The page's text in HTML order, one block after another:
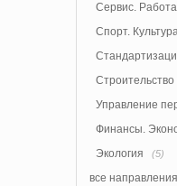
Сервис.
Спорт.
Управление
Финансы.
Экология (5)
все